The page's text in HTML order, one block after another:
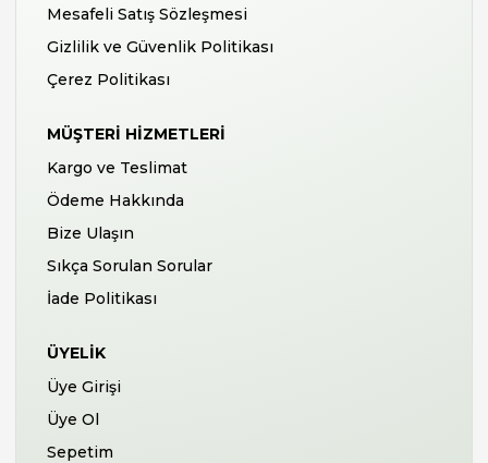
Mesafeli Satış Sözleşmesi
Gizlilik ve Güvenlik Politikası
Çerez Politikası
MÜŞTERI HIZMETLERI
Kargo ve Teslimat
Ödeme Hakkında
Bize Ulaşın
Sıkça Sorulan Sorular
İade Politikası
ÜYELIK
Üye Girişi
Üye Ol
Sepetim